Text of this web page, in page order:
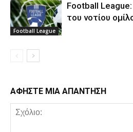
Football League
Football
του νοτίου
ΑΦΗΣΤΕ ΜΙΑ ΑΠΑΝΤΗΣΗ